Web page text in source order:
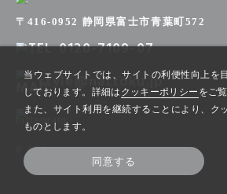
〒416-0952 静岡県富士市青葉町572
0120-7109-07
style@nattoku.jp
© ARC style
当ウェブサイトでは、サイトの利便性向上を
しております。詳細は クッキーポリシー をご
また、サイト利用を継続することにより、ク
ものとします。
同意する